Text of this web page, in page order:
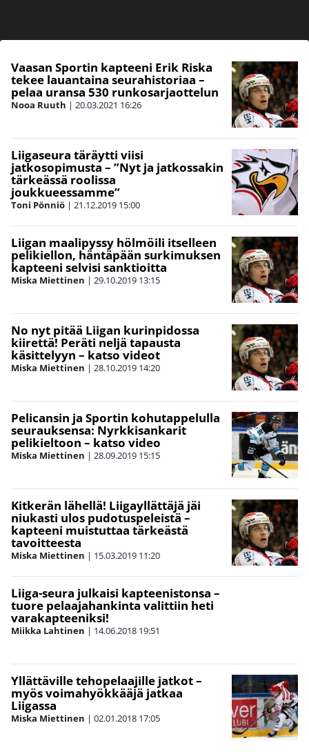
Vaasan Sportin kapteeni Erik Riska
tekee lauantaina seurahistoriaa –
pelaa uransa 530 runkosarjaottelun
Nooa Ruuth | 20.03.2021 16:26
Liigaseura täräytti viisi
jatkosopimusta – ”Nyt ja jatkossakin
tärkeässä roolissa
joukkueessamme”
Toni Pönniö | 21.12.2019 15:00
Liigan maalipyssy hölmöili itselleen
pelikiellon, häntäpään surkimuksen
kapteeni selvisi sanktioitta
Miska Miettinen | 29.10.2019 13:15
No nyt pitää Liigan kurinpidossa
kiirettä! Peräti neljä tapausta
käsittelyyn – katso videot
Miska Miettinen | 28.10.2019 14:20
Pelicansin ja Sportin kohutappelulla
seurauksensa: Nyrkkisankarit
pelikieltoon – katso video
Miska Miettinen | 28.09.2019 15:15
Kitkerän lähellä! Liigayllättäjä jäi
niukasti ulos pudotuspeleistä –
kapteeni muistuttaa tärkeästä
tavoitteesta
Miska Miettinen | 15.03.2019 11:20
Liiga-seura julkaisi kapteenistonsa –
tuore pelaajahankinta valittiin heti
varakapteeniksi!
Miikka Lahtinen | 14.06.2018 19:51
Yllättäville tehopelaajille jatkot –
myös voimahyökkääjä jatkaa
Liigassa
Miska Miettinen | 02.01.2018 17:05